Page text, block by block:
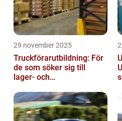
29 november 2025
Truckförarutbildning: För
de som söker sig till
lager- och